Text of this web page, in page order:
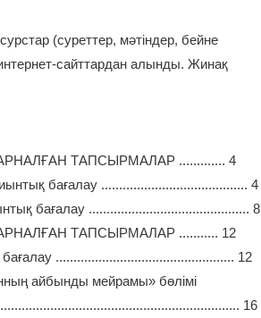
(суреттер, мәтіндер, бейне
сайттардан алынды. Жинақ
ТАПСЫРМАЛАР ............. 4
бағалау ......................................... 4
бағалау ............................................. 8
ТАПСЫРМАЛАР ........... 12
.................................................. 12
айбынды мейрамы» бөлімі
16